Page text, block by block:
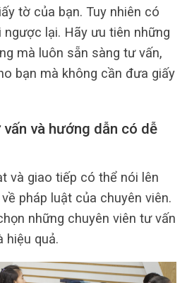
tờ của bạn. Tuy nhiên có
lại. Hãy ưu tiên những
mà luôn sẵn sàng tư vấn,
bạn mà không cần đưa giấy
và hướng dẫn có dễ
và giao tiếp có thể nói lên
pháp luật của chuyên viên.
những chuyên viên tư vấn
hiệu quả.